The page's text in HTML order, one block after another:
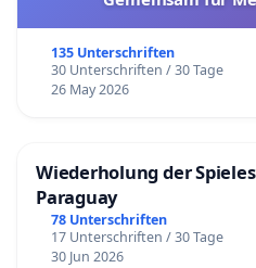
135 Unterschriften
30 Unterschriften / 30 Tage
26 May 2026
Wiederholung der
Paraguay
78 Unterschriften
17 Unterschriften / 30 Tage
30 Jun 2026